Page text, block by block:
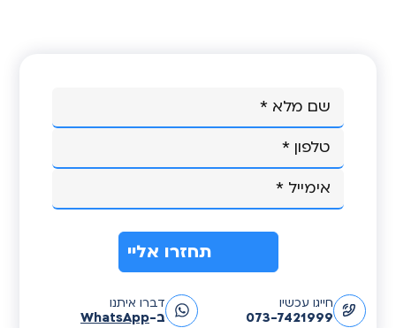
חייגו עכשיו
073-7421999
דברו איתנו
ב-WhatsApp